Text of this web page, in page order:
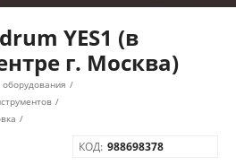
YES1 (в
г. Москва)
/
/
/
КОД: 988698378